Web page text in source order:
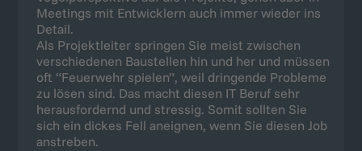
Meetings mit Entwicklern auch immer wieder ins
Detail.
Als Projektleiter springen Sie meist zwischen
verschiedenen Baustellen hin und her und müssen
oft “Feuerwehr spielen”, weil dringende Probleme
zu lösen sind. Das macht diesen IT Beruf sehr
herausfordernd und stressig. Somit sollten Sie
sich ein dickes Fell aneignen, wenn Sie diesen Job
anstreben.